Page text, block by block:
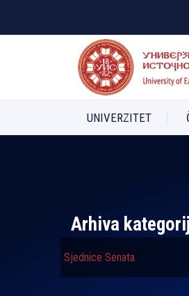
UNIVERZITET
Arhiva
Sjednice Senata